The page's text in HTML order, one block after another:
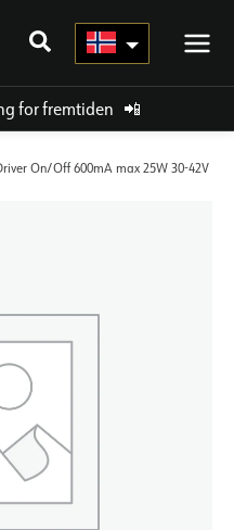
for fremtiden 📲
On/Off 600mA max 25W 30-42V